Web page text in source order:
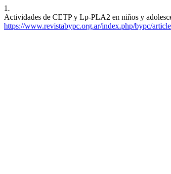
1.
Actividades de CETP y Lp-PLA2 en niños y
https://www.revistabypc.org.ar/index.php/bypc/